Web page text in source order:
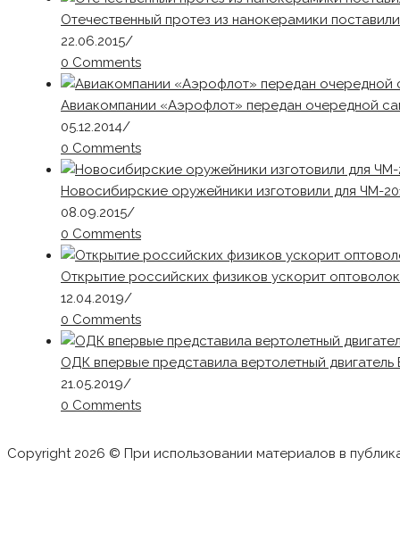
Отечественный протез из нанокерамики
22.06.2015/
0 Comments
Авиакомпании «Аэрофлот» передан очередной
05.12.2014/
0 Comments
Новосибирские оружейники изготовили для ЧМ-
08.09.2015/
0 Comments
Открытие российских физиков ускорит
12.04.2019/
0 Comments
ОДК впервые представила вертолетный
21.05.2019/
0 Comments
Copyright 2026 © При использовании материалов в